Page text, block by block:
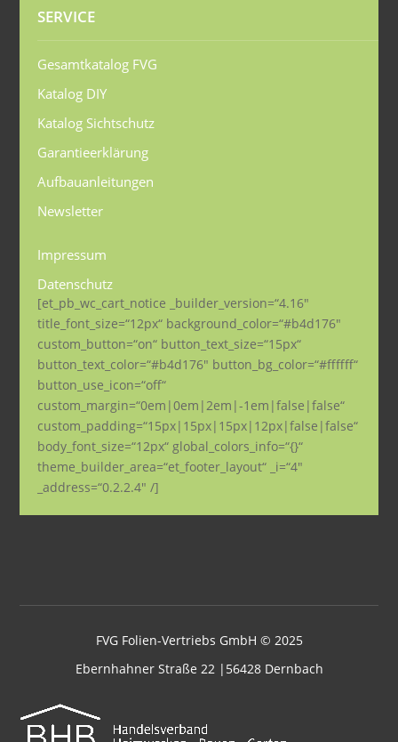
SERVICE
Gesamtkatalog FVG
Katalog DIY
Katalog Sichtschutz
Garantieerklärung
Aufbauanleitungen
Newsletter
Impressum
Datenschutz
[et_pb_wc_cart_notice _builder_version=“4.16″
title_font_size=“12px“ background_color=“#b4d176″
custom_button=“on“ button_text_size=“15px“
button_text_color=“#b4d176″ button_bg_color=“#ffffff“
button_use_icon=“off“
custom_margin=“0em|0em|2em|-1em|false|false“
custom_padding=“15px|15px|15px|12px|false|false“
body_font_size=“12px“ global_colors_info=“{}“
theme_builder_area=“et_footer_layout“ _i=“4″
_address=“0.2.2.4″ /]
FVG Folien-Vertriebs GmbH © 2025
Ebernhahner Straße 22 |56428 Dernbach